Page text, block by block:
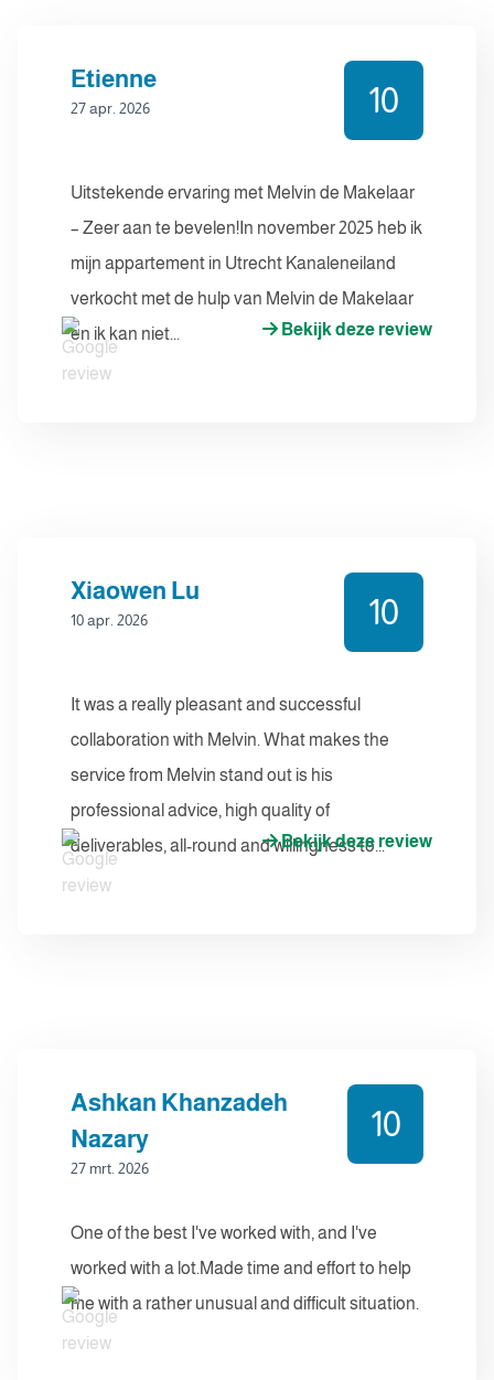
Etienne
27 apr. 2026 10
Uitstekende ervaring met Melvin de Makelaar
– Zeer aan te bevelen!In november 2025 heb ik
mijn appartement in Utrecht Kanaleneiland
verkocht met de hulp van Melvin de Makelaar
en ik kan niet...
Bekijk deze review
Xiaowen Lu
10 apr. 2026 10
It was a really pleasant and successful
collaboration with Melvin. What makes the
service from Melvin stand out is his
professional advice, high quality of
deliverables, all-round and willingness to...
Bekijk deze review
Ashkan Khanzadeh
Nazary
27 mrt. 2026
10
One of the best I've worked with, and I've
worked with a lot.Made time and effort to help
me with a rather unusual and difficult situation.